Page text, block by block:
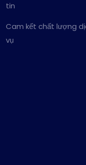
tin
Cam kết chất lượng
vụ